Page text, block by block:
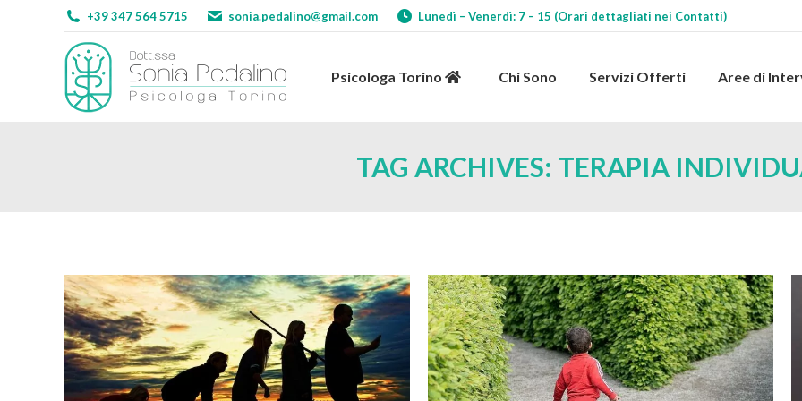
+39 347 564 5715 sonia.pedalino@gmail.com Lunedì – Venerdì: 7 – 15 (Orari dettagliati nei Contatti)
Psicologa Torino Chi Sono Servizi Offerti Aree di
TAG ARCHIVES: TERAPIA
Psicologa Torino Chi Sono Servizi Offerti Aree di